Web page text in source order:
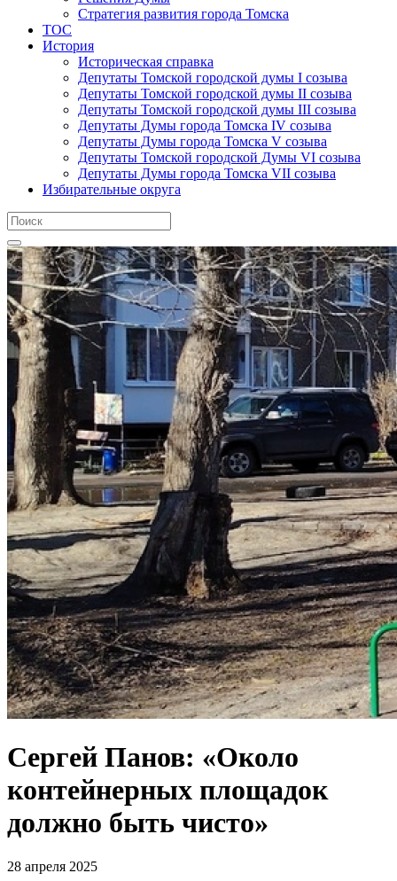
Стратегия развития города Томска
ТОС
История
Историческая справка
Депутаты Томской городской думы I созыва
Депутаты Томской городской думы II созыва
Депутаты Томской городской думы III созыва
Депутаты Думы города Томска IV созыва
Депутаты Думы города Томска V созыва
Депутаты Томской городской Думы VI созыва
Депутаты Думы города Томска VII созыва
Избирательные округа
Сергей Панов: «Около
контейнерных площадок
должно быть чисто»
28 апреля 2025